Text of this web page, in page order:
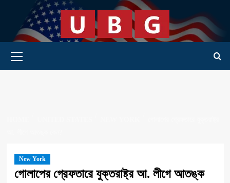
content
Primary Menu
New York
গোলাপের গ্রেফতারে যুক্তরাষ্ট্র আ. লীগে আতঙ্ক